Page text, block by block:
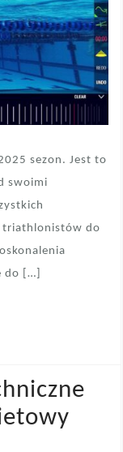
sezon. Jest to
swoimi
triathlonistów do
do […]